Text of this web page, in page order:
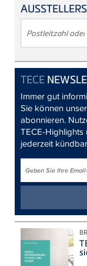
SUCHBEGRIFF
TECE
Immer gut
Sie können
abonnieren.
TECE-
jederzeit